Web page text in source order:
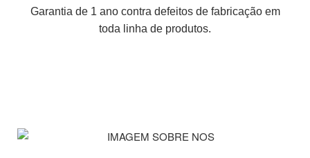
Garantia de 1 ano contra defeitos de fabricação em
toda linha de produtos.